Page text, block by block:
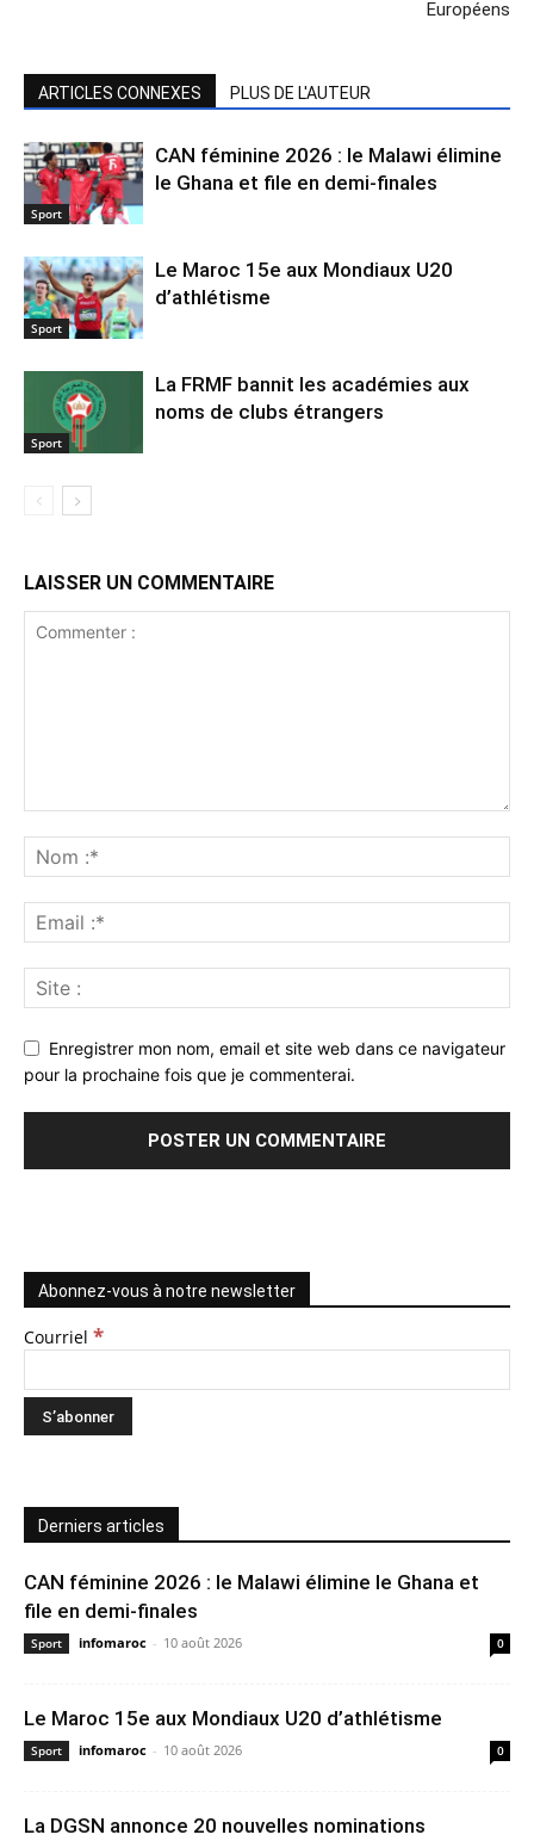
Européens
ARTICLES CONNEXES PLUS DE L'AUTEUR
Sport
CAN féminine 2026 : le Malawi élimine
le Ghana et file en demi-finales
Sport
Le Maroc 15e aux Mondiaux U20
d’athlétisme
Sport
La FRMF bannit les académies aux
noms de clubs étrangers
LAISSER UN COMMENTAIRE
Enregistrer mon nom, email et site web dans ce navigateur
pour la prochaine fois que je commenterai.
Abonnez-vous à notre newsletter
Courriel *
Derniers articles
CAN féminine 2026 : le Malawi élimine le Ghana et
file en demi-finales
Sport infomaroc - 10 août 2026 0
Le Maroc 15e aux Mondiaux U20 d’athlétisme
Sport infomaroc - 10 août 2026 0
La DGSN annonce 20 nouvelles nominations